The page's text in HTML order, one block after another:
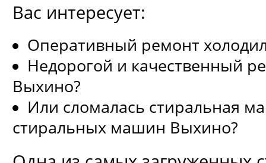
Вас интересует:
Оперативный ремонт
Недорогой и качественный
Выхино?
Или сломалась стиральная
стиральных машин Выхино?